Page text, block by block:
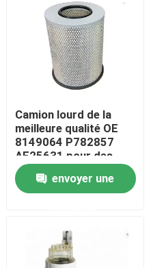
Camion lourd de la
meilleure qualité OE
8149064 P782857
AF25631 pour des
camions de , autobus
envoyer une